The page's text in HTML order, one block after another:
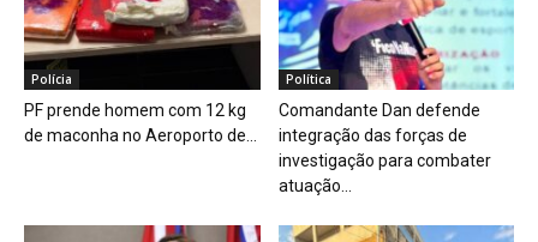
Polícia
PF prende homem com 12 kg
de maconha no Aeroporto de...
Política
Comandante Dan defende
integração das forças de
investigação para combater
atuação...